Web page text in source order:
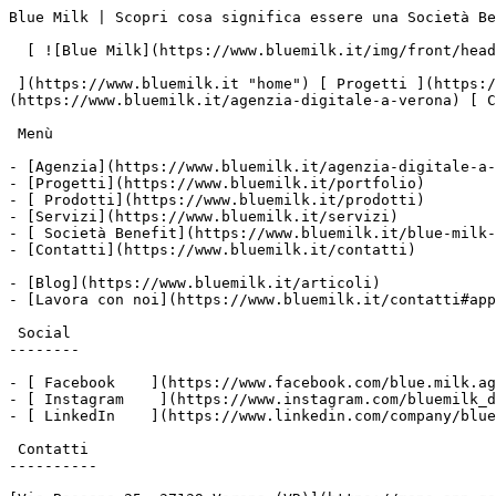
Blue Milk | Scopri cosa significa essere una Società Benefit       ![](https://www.facebook.com/tr?id=678218983058399&ev=PageView&noscript=1)

  [ ![Blue Milk](https://www.bluemilk.it/img/front/header/logo-bluemilk-2025.svg)

 ](https://www.bluemilk.it "home") [ Progetti ](https://www.bluemilk.it/portfolio) [ Prodotti](https://www.bluemilk.it/prodotti) [ Agenzia ](https://www.bluemilk.it/agenzia-digitale-a-verona) [ Contatti ](https://www.bluemilk.it/contatti)

 Menù

- [Agenzia](https://www.bluemilk.it/agenzia-digitale-a-verona)
- [Progetti](https://www.bluemilk.it/portfolio)
- [ Prodotti](https://www.bluemilk.it/prodotti)
- [Servizi](https://www.bluemilk.it/servizi)
- [ Società Benefit](https://www.bluemilk.it/blue-milk-e-una-societa-benefit-cosa-vuol-dire)
- [Contatti](https://www.bluemilk.it/contatti)

- [Blog](https://www.bluemilk.it/articoli)
- [Lavora con noi](https://www.bluemilk.it/contatti#application-box)

 Social
--------

- [ Facebook    ](https://www.facebook.com/blue.milk.agenzia.web.digital.verona/)
- [ Instagram    ](https://www.instagram.com/bluemilk_digitalagency/)
- [ LinkedIn    ](https://www.linkedin.com/company/blue-milk-agenzia-web-digital-verona)

 Contatti
----------

[Via Bassone 25, 37139 Verona (VR)](https://maps.app.goo.gl/DzB4LT8vjhWGjyqZ9)

[+39 045 55 45 749]()

Stiamo ascoltando

 Blue Milk è una Società Benefit
===============================

Siamo un’agenzia web che si occupa di digital ma prima di tutto siamo persone che creano relazioni: non siamo solo programmatori esperti, grafici, marketers… ma persone pronte ad ascoltarti per creare una strategia più importante del progetto
--------------------------------------------------------------------------------------------------------------------------------------------------------------------------------------------------------------------------------------------------

Abbiamo scelto di anticipare qualche traguardo per arrivare a febbraio 2026, il nostro decimo anniversario, con azioni già consolidate. Il 4 agosto 2025, infatti, abbiamo raggiunto un obiettivo che racconta un nuovo inizio, un gesto atteso da tempo e per noi davvero importante, ma che soprattutto che riflette cosa vogliamo essere: un’agenzia digitale capace di unire competenze, idee e responsabilità.

1% for the Planet
-----------------

Dal 2025 siamo orgogliosi di far parte di **1% for the Planet®**. Abbiamo scelto di destinare **l’1% del nostro fatturato annuale** a progetti e organizzazioni che tutelano il pianeta, entrando in una rete globale che unisce aziende, individui e associazioni impegnati nelle sfide ambientali più urgenti. Per noi significa trasformare ogni progetto digitale in un contributo concreto, rafforzando il nostro impegno verso un futuro più **equo, sostenibile e condiviso**.

1% for the Planet è una rete globale che riunisce migliaia di aziende e organizzazioni ambientaliste che collaborano per sostenere le persone e il pianeta.

Greater Good Charities
----------------------

Abbiamo economicamente sostenuto Greater Good Charities con donazioni a supporto di popolazioni durante momenti di difficoltà e vulnerabilità.

Greater Good Charities distribuisce kit di sopravvivenza e cibo alle popolazioni vulnerabili durante i periodi di crisi e guerra, ristrutturiamo rifugi per vittime di violenza domestica e interveniamo dove si verificano disastri.

Worldrise ~ Ocean Positive People
---------------------------------

Sosteniamo Worldrise attraverso una collaborazione sia attiva sia economica: lavoriamo insieme alla sponsorizzazione del manifesto *Nel Profondo* e sosteniamo finanziariamente gli altri progetti di tutela della biodiversità marina.

Worldrise è un'organizzazione non - profit che da oltre un decennio agisce per la conservazione efficace dei mari